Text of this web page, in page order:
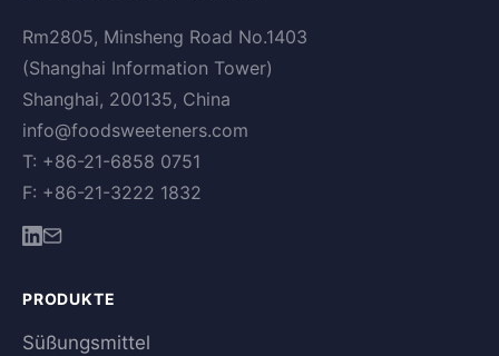
Rm2805, Minsheng Road No.1403
(Shanghai Information Tower)
Shanghai, 200135, China
info@foodsweeteners.com
T: +86-21-6858 0751
F: +86-21-3222 1832
PRODUKTE
Süßungsmittel